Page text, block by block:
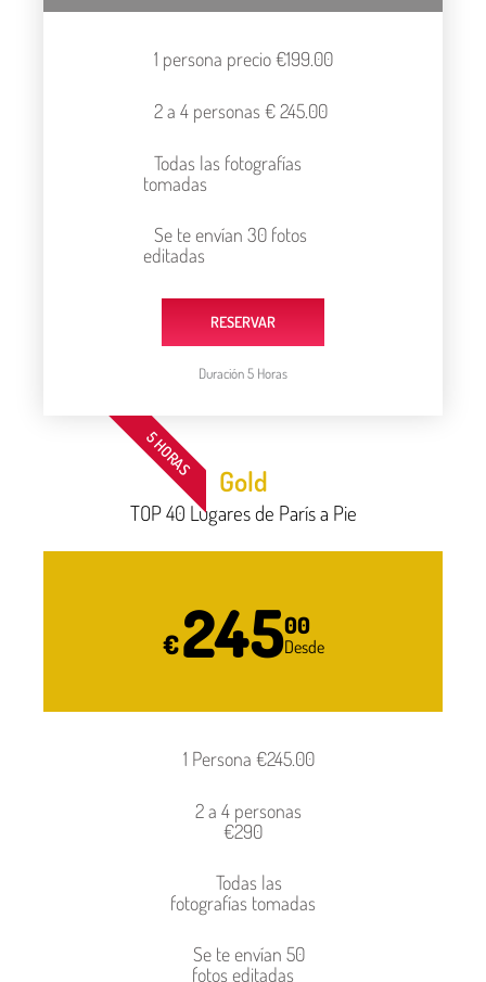
1 persona precio €199.00
2 a 4 personas € 245.00
Todas las fotografías
tomadas
Se te envían 30 fotos
editadas
RESERVAR
Duración 5 Horas
5 HORAS
Gold
TOP 40 Lugares de París a Pie
€24500
Desde
1 Persona €245.00
2 a 4 personas
€290
Todas las
fotografías tomadas
Se te envían 50
fotos editadas